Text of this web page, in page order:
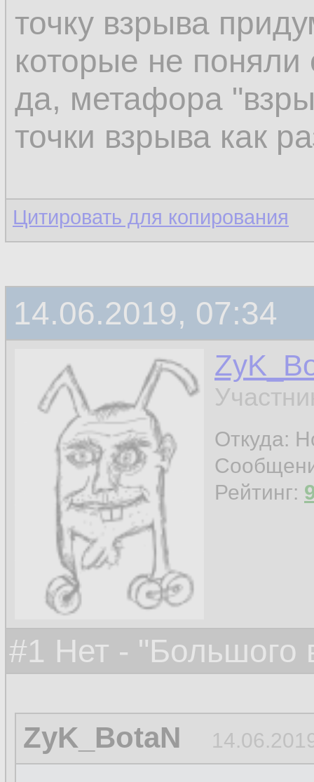
точку взрыва
которые не поняли
да, метафора
точки взрыва как
Цитировать для копирования
14.06.2019, 07:34
Откуда:
Рейтинг:
#1 Нет - "Большого
ZyK_BotaN